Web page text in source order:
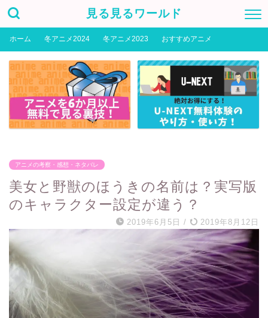
見る見るワールド
ホーム 冬アニメ2024 冬アニメ2023 おすすめアニメ
アニメの考察・感想・ネタバレ
美女と野獣のほうきの名前は？実写版
のキャラクター設定が違う？
2019年6月5日 / 2019年8月12日